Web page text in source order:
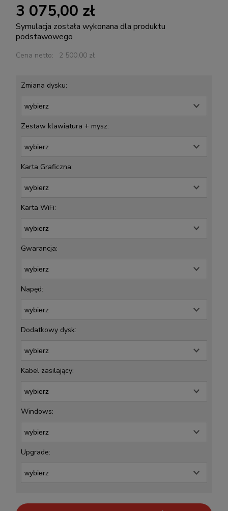
3 075,00 zł
Symulacja została wykonana dla produktu
podstawowego
Cena netto: 2 500,00 zł
Zmiana dysku:
Zestaw klawiatura + mysz:
Karta Graficzna:
Karta WiFi:
Gwarancja:
Napęd:
Dodatkowy dysk:
Kabel zasilający:
Windows:
Upgrade: